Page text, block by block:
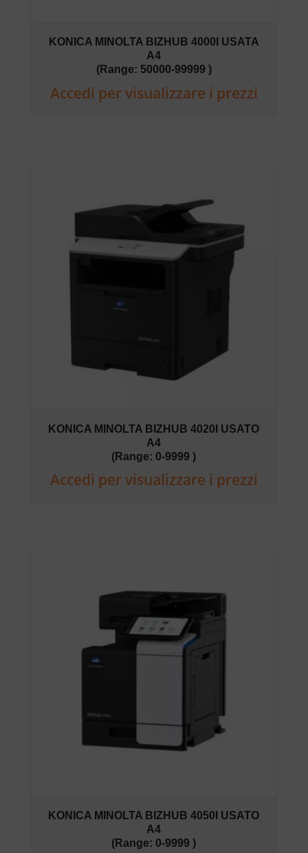
KONICA MINOLTA BIZHUB 4000I USATA
A4
(Range: 50000-99999 )
Accedi per visualizzare i prezzi
KONICA MINOLTA BIZHUB 4020I USATO
A4
(Range: 0-9999 )
Accedi per visualizzare i prezzi
KONICA MINOLTA BIZHUB 4050I USATO
A4
(Range: 0-9999 )